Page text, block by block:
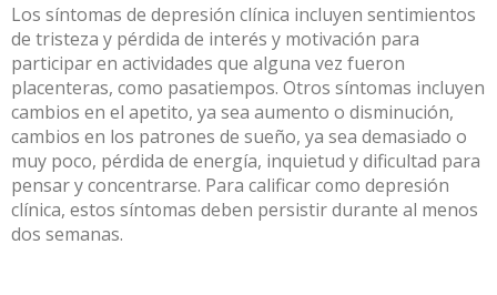
Los síntomas de depresión clínica incluyen sentimientos
de tristeza y pérdida de interés y motivación para
participar en actividades que alguna vez fueron
placenteras, como pasatiempos. Otros síntomas incluyen
cambios en el apetito, ya sea aumento o disminución,
cambios en los patrones de sueño, ya sea demasiado o
muy poco, pérdida de energía, inquietud y dificultad para
pensar y concentrarse. Para calificar como depresión
clínica, estos síntomas deben persistir durante al menos
dos semanas.